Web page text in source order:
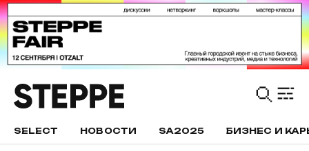
SELECT НОВОСТИ SA2025 БИЗНЕС И